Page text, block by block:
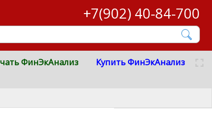
+7(902) 40-84-700
ФинЭкАнализ Купить ФинЭкАнализ